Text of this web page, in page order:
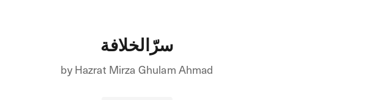
سرّالخلافة
byHazrat Mirza Ghulam Ahmad